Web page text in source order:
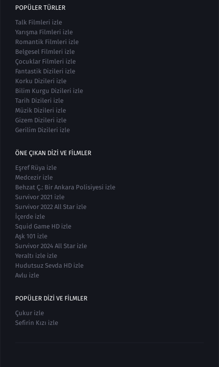
POPÜLER TÜRLER
Talk Filmleri izle
Yarışma Filmleri izle
Romantik Filmleri izle
Belgesel Filmleri izle
Çocuklar Filmleri izle
Fantastik Dizileri izle
Korku Dizileri izle
Bilim Kurgu Dizileri izle
Tarih Dizileri izle
Müzik Dizileri izle
Gizem Dizileri izle
Gerilim Dizileri izle
ÖNE ÇIKAN DIZI VE FILMLER
Eşref Rüya izle
Medcezir izle
Behzat Ç.: Bir Ankara Polisiyesi izle
Survivor 2021 izle
Survivor 2022 All Star izle
İçerde izle
Squid Game HD izle
Aşk 101 izle
Survivor 2024 All Star izle
Yeraltı izle izle
Hudutsuz Sevda HD izle
Avlu izle
POPÜLER DIZI VE FILMLER
Çukur izle
Sefirin Kızı izle